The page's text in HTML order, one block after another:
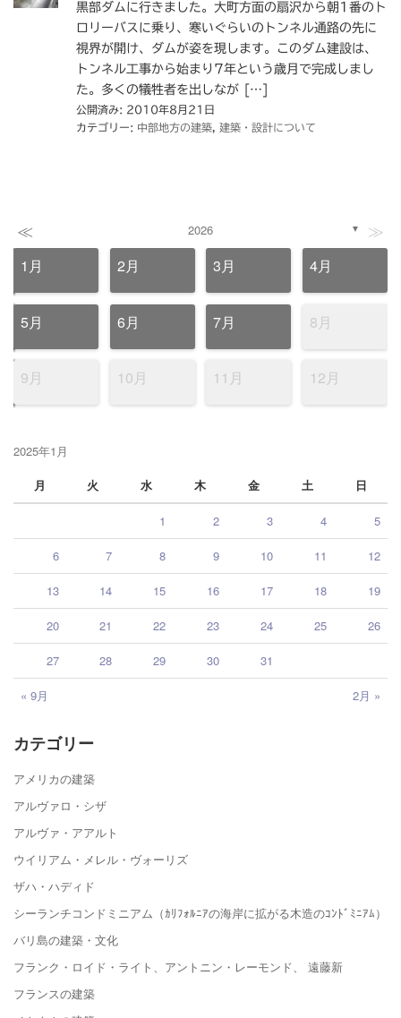
黒部ダムに行きました。大町方面の扇沢から朝1番のト
ロリーバスに乗り、寒いぐらいのトンネル通路の先に
視界が開け、ダムが姿を現します。このダム建設は、
トンネル工事から始まり7年という歳月で完成しまし
た。多くの犠牲者を出しなが […]
公開済み: 2010年8月21日
カテゴリー: 中部地方の建築 建築・設計について
≪ 2026 ▼ ≫
1月 2月 3月 4月
5月 6月 7月 8月
9月 10月 11月 12月
2025年1月
月
火 水 木 金 土 日
« 9月 2月 »
1 2 3 4 5
6 7 8 9 10 11 12
13 14 15 16 17 18 19
20 21 22 23 24 25 26
27 28 29 30 31
カテゴリー
アメリカの建築
アルヴァロ・シザ
アルヴァ・アアルト
ウイリアム・メレル・ヴォーリズ
ザハ・ハディド
シーランチコンドミニアム（ｶﾘﾌｫﾙﾆｱの海岸に拡がる木造のｺﾝﾄﾞﾐﾆｱﾑ）
バリ島の建築・文化
フランク・ロイド・ライト、アントニン・レーモンド、 遠藤新
フランスの建築